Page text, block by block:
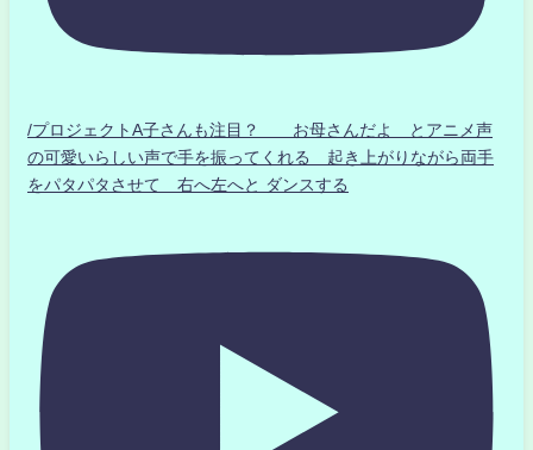
/プロジェクトA子さんも注目？ お母さんだよ とアニメ声
の可愛いらしい声で手を振ってくれる 起き上がりながら両手
をパタパタさせて 右へ左へと ダンスする